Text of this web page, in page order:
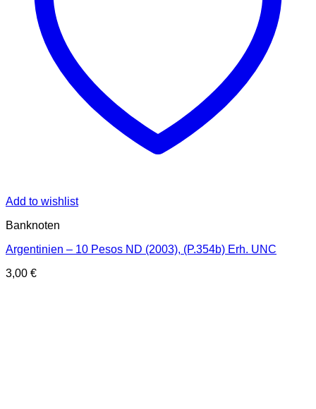
Add to wishlist
Banknoten
Argentinien – 10 Pesos ND (2003), (P.354b) Erh. UNC
3,00 €